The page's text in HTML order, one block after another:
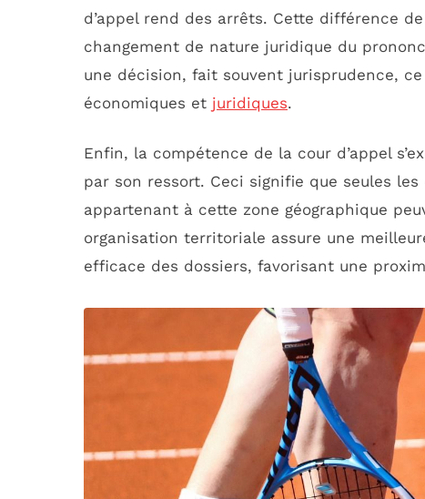
d’appel rend des arrêts. Cette différence
changement de nature juridique du
une décision, fait souvent jurisprudence,
économiques et juridiques.
Enfin, la compétence de la cour d’appel
par son ressort. Ceci signifie que seules
appartenant à cette zone géographique
organisation territoriale assure une
efficace des dossiers, favorisant une